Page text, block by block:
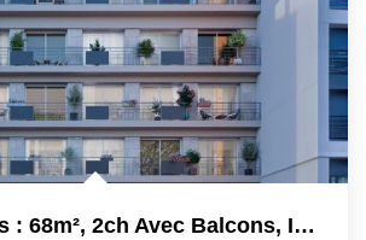
Neuilly/Villiers : 68m², 2ch Avec Balcons, Immeuble Neuf